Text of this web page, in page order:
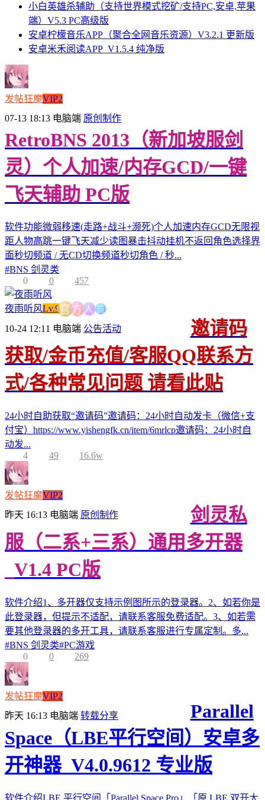
小白英雄杀辅助（支持世界模式挖矿/支持PC,安卓,苹果
端）V5.3 PC高级版
安卓柠檬音乐APP（聚合全网音乐资源）V3.2.1 更新版
安卓米禾阅读APP_V1.5.4 纯净版
发帖狂魔VIP2
07-13 18:13 电脑端 原创制作
RetroBNS 2013（新加坡服剑
灵）个人加速/内存GCD/一键
飞天辅助 PC版
软件功能微弱移速(走路+战斗+濒死)个人加速内存GCD无限视
距人物高跳一键飞天减少读图暴击抖动挂机不返回角色选择界
面秒切频道 / 无CD切换频道秒切角色 / 秒...
#BNS 剑灵类
0
0 457
夜雨听风Lv.9官 方人员
10-24 12:11 电脑端 公告活动
邀请码
获取/金币充值/客服QQ联系方
式/各种常见问题 请看此贴
24小时自助获取“邀请码”邀请码：24小时自动发卡（微信+支
付宝）https://www.yishengfk.cn/item/6mrlcp邀请码：24小时自
动发...
4
49 16.6w
发帖狂魔VIP2
昨天 16:13 电脑端 原创制作
剑灵私
服（二系+三系）通用多开器
_V1.4 PC版
软件介绍1、多开器仅支持示例图所示的登录器。2、如若你是
此登录器，但提示不适配，请联系客服免费适配。3、如若需
要其他登录器的多开工具，请联系客服进行专属定制。多...
#BNS 剑灵类#PC游戏
0
0 269
发帖狂魔VIP2
昨天 16:13 电脑端 转载分享
Parallel
Space（LBE平行空间）安卓多
开神器_V4.0.9612 专业版
软件介绍LBE 平行空间「Parallel Space Pro」「原 LBE 双开大